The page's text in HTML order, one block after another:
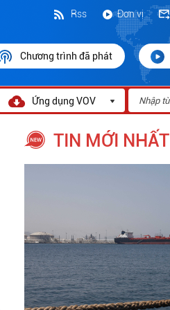
Đơn vị
Rss
Chương trình đã phát
Ứng dụng VOV
TIN MỚI NHẤT